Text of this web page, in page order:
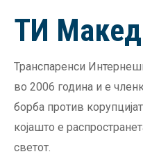
ТИ
Транспаренси
во 2006 година и е
борба против
којашто е
светот.